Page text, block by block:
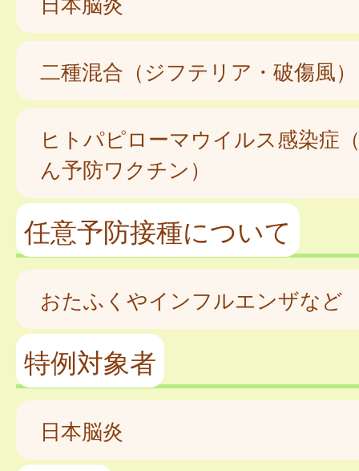
二種混合（ジフテリア・破傷風）
ヒトパピローマウイルス感染症
ん予防ワクチン）
任意予防接種について
おたふくやインフルエンザなど
特例対象者
日本脳炎